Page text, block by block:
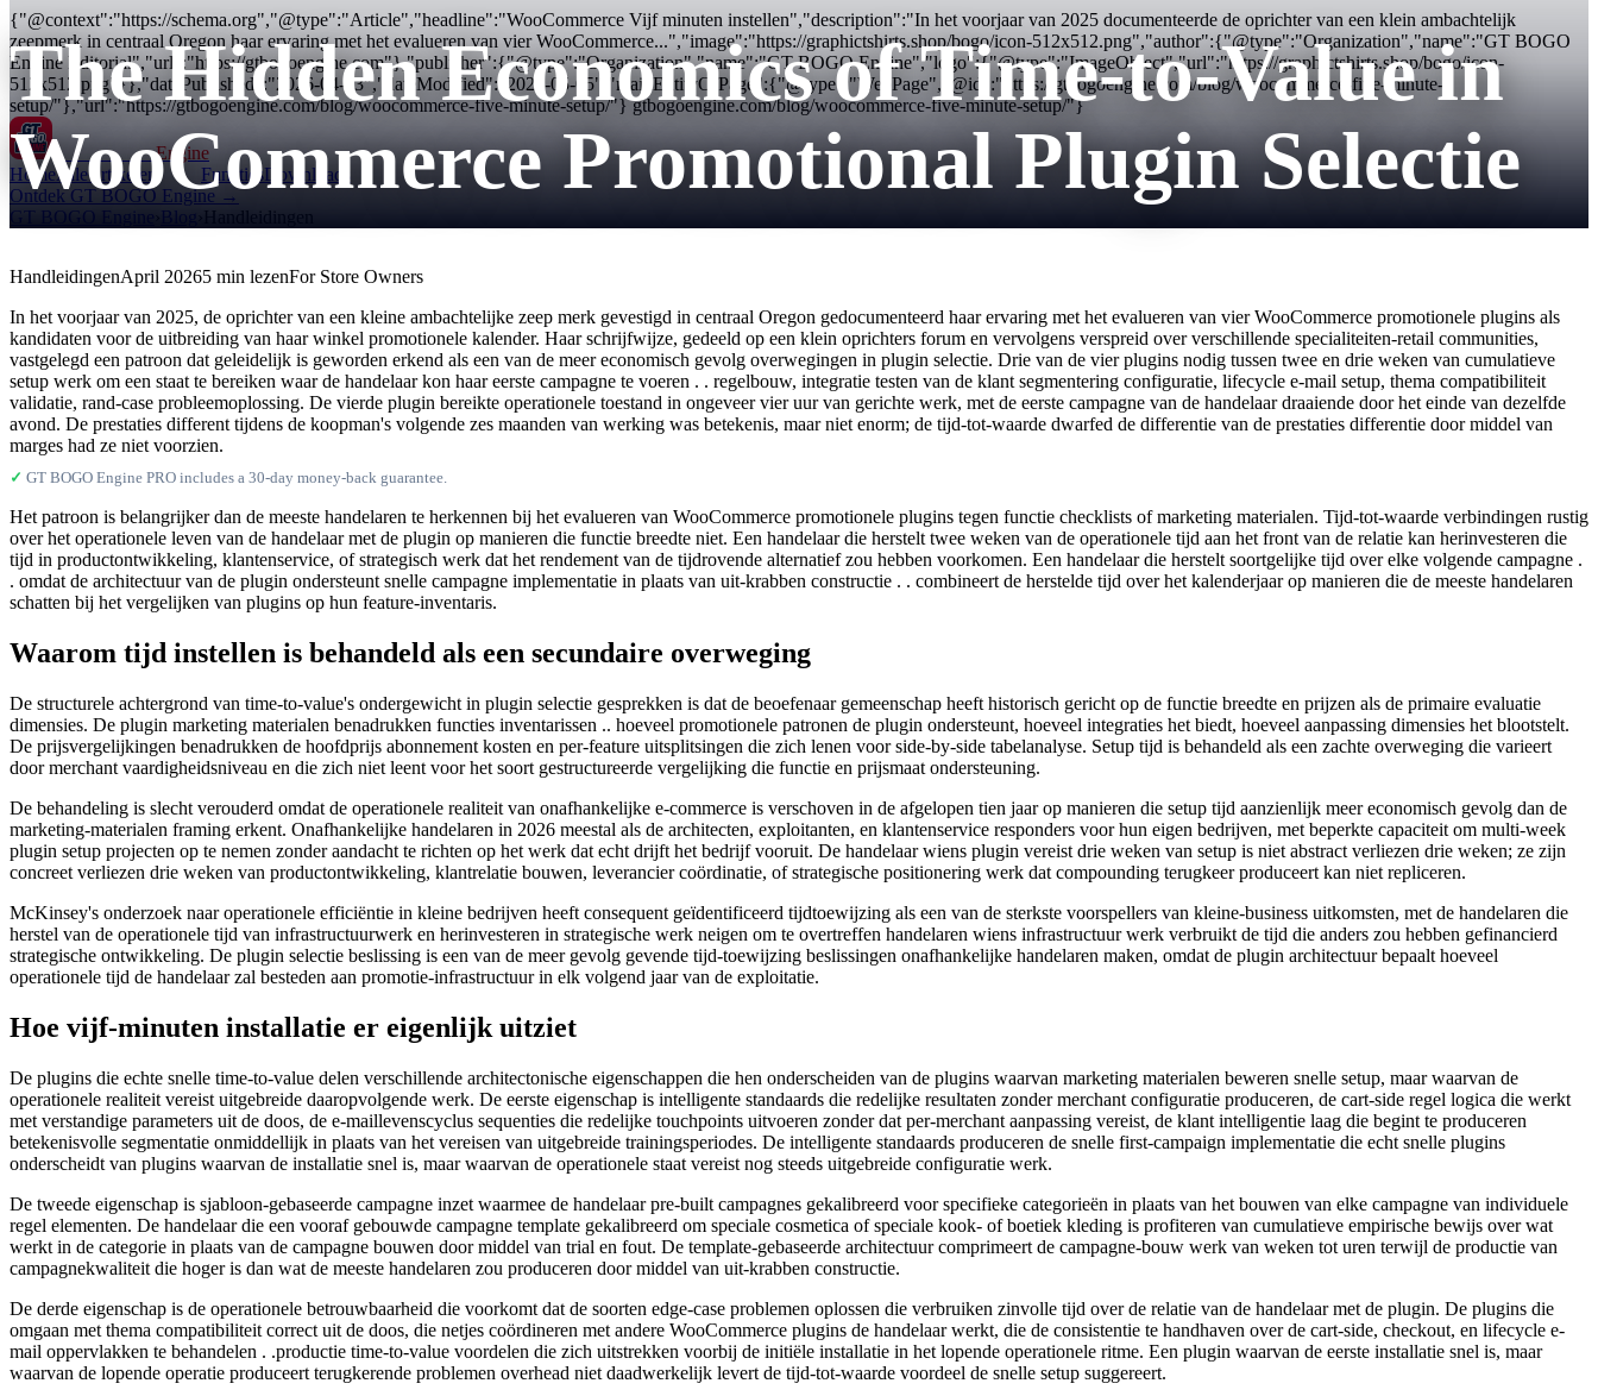
{"@context":"https://schema.org","@type":"Article","headline":"WooCommerce Vijf minuten instellen","description":"In het voorjaar van 2025 documenteerde de oprichter van een klein ambachtelijk
zeepmerk in centraal Oregon haar ervaring met het evalueren van vier WooCommerce...","image":"https://graphictshirts.shop/bogo/icon-512x512.png","author":{"@type":"Organization","name":"GT BOGO
Engine Editorial","url":"https://gtbogoengine.com"},"publisher":{"@type":"Organization","name":"GT BOGO Engine","logo":{"@type":"ImageObject","url":"https://graphictshirts.shop/bogo/icon-
512x512.png"}},"datePublished":"2026-04-23","dateModified":"2026-05-05","mainEntityOfPage":{"@type":"WebPage","@id":"https://gtbogoengine.com/blog/woocommerce-five-minute-
setup/"},"url":"https://gtbogoengine.com/blog/woocommerce-five-minute-setup/"} gtbogoengine.com/blog/woocommerce-five-minute-setup/"}
GT BOGOEngine
HomeAlle artikelen FunctiesDownloads
Ontdek GT BOGO Engine →
GT BOGO Engine ›Blog ›Handleidingen
The Hidden Economics of Time-to-Value in
WooCommerce Promotional Plugin Selectie
HandleidingenApril 20265 min lezenFor Store Owners
In het voorjaar van 2025, de oprichter van een kleine ambachtelijke zeep merk gevestigd in centraal Oregon gedocumenteerd haar ervaring met het evalueren van vier WooCommerce promotionele plugins als
kandidaten voor de uitbreiding van haar winkel promotionele kalender. Haar schrijfwijze, gedeeld op een klein oprichters forum en vervolgens verspreid over verschillende specialiteiten-retail communities,
vastgelegd een patroon dat geleidelijk is geworden erkend als een van de meer economisch gevolg overwegingen in plugin selectie. Drie van de vier plugins nodig tussen twee en drie weken van cumulatieve
setup werk om een staat te bereiken waar de handelaar kon haar eerste campagne te voeren . . regelbouw, integratie testen van de klant segmentering configuratie, lifecycle e-mail setup, thema compatibiliteit
validatie, rand-case probleemoplossing. De vierde plugin bereikte operationele toestand in ongeveer vier uur van gerichte werk, met de eerste campagne van de handelaar draaiende door het einde van dezelfde
avond. De prestaties different tijdens de koopman's volgende zes maanden van werking was betekenis, maar niet enorm; de tijd-tot-waarde dwarfed de differentie van de prestaties differentie door middel van
marges had ze niet voorzien.
✓ GT BOGO Engine PRO includes a 30-day money-back guarantee.
Het patroon is belangrijker dan de meeste handelaren te herkennen bij het evalueren van WooCommerce promotionele plugins tegen functie checklists of marketing materialen. Tijd-tot-waarde verbindingen rustig
over het operationele leven van de handelaar met de plugin op manieren die functie breedte niet. Een handelaar die herstelt twee weken van de operationele tijd aan het front van de relatie kan herinvesteren die
tijd in productontwikkeling, klantenservice, of strategisch werk dat het rendement van de tijdrovende alternatief zou hebben voorkomen. Een handelaar die herstelt soortgelijke tijd over elke volgende campagne .
. omdat de architectuur van de plugin ondersteunt snelle campagne implementatie in plaats van uit-krabben constructie . . combineert de herstelde tijd over het kalenderjaar op manieren die de meeste handelaren
schatten bij het vergelijken van plugins op hun feature-inventaris.
Waarom tijd instellen is behandeld als een secundaire overweging
De structurele achtergrond van time-to-value's ondergewicht in plugin selectie gesprekken is dat de beoefenaar gemeenschap heeft historisch gericht op de functie breedte en prijzen als de primaire evaluatie
dimensies. De plugin marketing materialen benadrukken functies inventarissen .. hoeveel promotionele patronen de plugin ondersteunt, hoeveel integraties het biedt, hoeveel aanpassing dimensies het blootstelt.
De prijsvergelijkingen benadrukken de hoofdprijs abonnement kosten en per-feature uitsplitsingen die zich lenen voor side-by-side tabelanalyse. Setup tijd is behandeld als een zachte overweging die varieert
door merchant vaardigheidsniveau en die zich niet leent voor het soort gestructureerde vergelijking die functie en prijsmaat ondersteuning.
De behandeling is slecht verouderd omdat de operationele realiteit van onafhankelijke e-commerce is verschoven in de afgelopen tien jaar op manieren die setup tijd aanzienlijk meer economisch gevolg dan de
marketing-materialen framing erkent. Onafhankelijke handelaren in 2026 meestal als de architecten, exploitanten, en klantenservice responders voor hun eigen bedrijven, met beperkte capaciteit om multi-week
plugin setup projecten op te nemen zonder aandacht te richten op het werk dat echt drijft het bedrijf vooruit. De handelaar wiens plugin vereist drie weken van setup is niet abstract verliezen drie weken; ze zijn
concreet verliezen drie weken van productontwikkeling, klantrelatie bouwen, leverancier coördinatie, of strategische positionering werk dat compounding terugkeer produceert kan niet repliceren.
McKinsey's onderzoek naar operationele efficiëntie in kleine bedrijven heeft consequent geïdentificeerd tijdtoewijzing als een van de sterkste voorspellers van kleine-business uitkomsten, met de handelaren die
herstel van de operationele tijd van infrastructuurwerk en herinvesteren in strategische werk neigen om te overtreffen handelaren wiens infrastructuur werk verbruikt de tijd die anders zou hebben gefinancierd
strategische ontwikkeling. De plugin selectie beslissing is een van de meer gevolg gevende tijd-toewijzing beslissingen onafhankelijke handelaren maken, omdat de plugin architectuur bepaalt hoeveel
operationele tijd de handelaar zal besteden aan promotie-infrastructuur in elk volgend jaar van de exploitatie.
Hoe vijf-minuten installatie er eigenlijk uitziet
De plugins die echte snelle time-to-value delen verschillende architectonische eigenschappen die hen onderscheiden van de plugins waarvan marketing materialen beweren snelle setup, maar waarvan de
operationele realiteit vereist uitgebreide daaropvolgende werk. De eerste eigenschap is intelligente standaards die redelijke resultaten zonder merchant configuratie produceren, de cart-side regel logica die werkt
met verstandige parameters uit de doos, de e-maillevenscyclus sequenties die redelijke touchpoints uitvoeren zonder dat per-merchant aanpassing vereist, de klant intelligentie laag die begint te produceren
betekenisvolle segmentatie onmiddellijk in plaats van het vereisen van uitgebreide trainingsperiodes. De intelligente standaards produceren de snelle first-campaign implementatie die echt snelle plugins
onderscheidt van plugins waarvan de installatie snel is, maar waarvan de operationele staat vereist nog steeds uitgebreide configuratie werk.
De tweede eigenschap is sjabloon-gebaseerde campagne inzet waarmee de handelaar pre-built campagnes gekalibreerd voor specifieke categorieën in plaats van het bouwen van elke campagne van individuele
regel elementen. De handelaar die een vooraf gebouwde campagne template gekalibreerd om speciale cosmetica of speciale kook- of boetiek kleding is profiteren van cumulatieve empirische bewijs over wat
werkt in de categorie in plaats van de campagne bouwen door middel van trial en fout. De template-gebaseerde architectuur comprimeert de campagne-bouw werk van weken tot uren terwijl de productie van
campagnekwaliteit die hoger is dan wat de meeste handelaren zou produceren door middel van uit-krabben constructie.
De derde eigenschap is de operationele betrouwbaarheid die voorkomt dat de soorten edge-case problemen oplossen die verbruiken zinvolle tijd over de relatie van de handelaar met de plugin. De plugins die
omgaan met thema compatibiliteit correct uit de doos, die netjes coördineren met andere WooCommerce plugins de handelaar werkt, die de consistentie te handhaven over de cart-side, checkout, en lifecycle e-
mail oppervlakken te behandelen . .productie time-to-value voordelen die zich uitstrekken voorbij de initiële installatie in het lopende operationele ritme. Een plugin waarvan de eerste installatie snel is, maar
waarvan de lopende operatie produceert terugkerende problemen overhead niet daadwerkelijk levert de tijd-tot-waarde voordeel de snelle setup suggereert.